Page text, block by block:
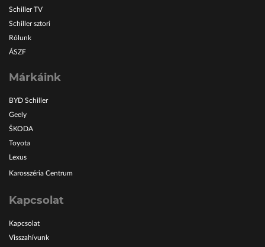
Schiller TV
Schiller sztori
Rólunk
ÁSZF
Márkáink
BYD Schiller
Geely
ŠKODA
Toyota
Lexus
Karosszéria Centrum
Kapcsolat
Kapcsolat
Visszahívunk